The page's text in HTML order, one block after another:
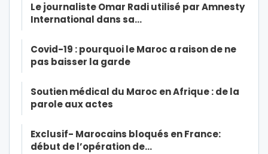
Le journaliste Omar Radi utilisé par Amnesty
International dans sa…
Covid-19 : pourquoi le Maroc a raison de ne
pas baisser la garde
Soutien médical du Maroc en Afrique : de la
parole aux actes
Exclusif- Marocains bloqués en France:
début de l’opération de…